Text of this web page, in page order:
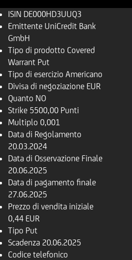
ISIN DE000HD3UUQ3
Emittente UniCredit Bank
GmbH
Tipo di prodotto Covered
Warrant Put
Tipo di esercizio Americano
Divisa di negoziazione EUR
Quanto NO
Strike 5500,00 Punti
Multiplo 0,001
Data di Regolamento
20.03.2024
Data di Osservazione Finale
20.06.2025
Data di pagamento finale
27.06.2025
Prezzo di vendita iniziale
0,44 EUR
Tipo Put
Scadenza 20.06.2025
Codice telefonico